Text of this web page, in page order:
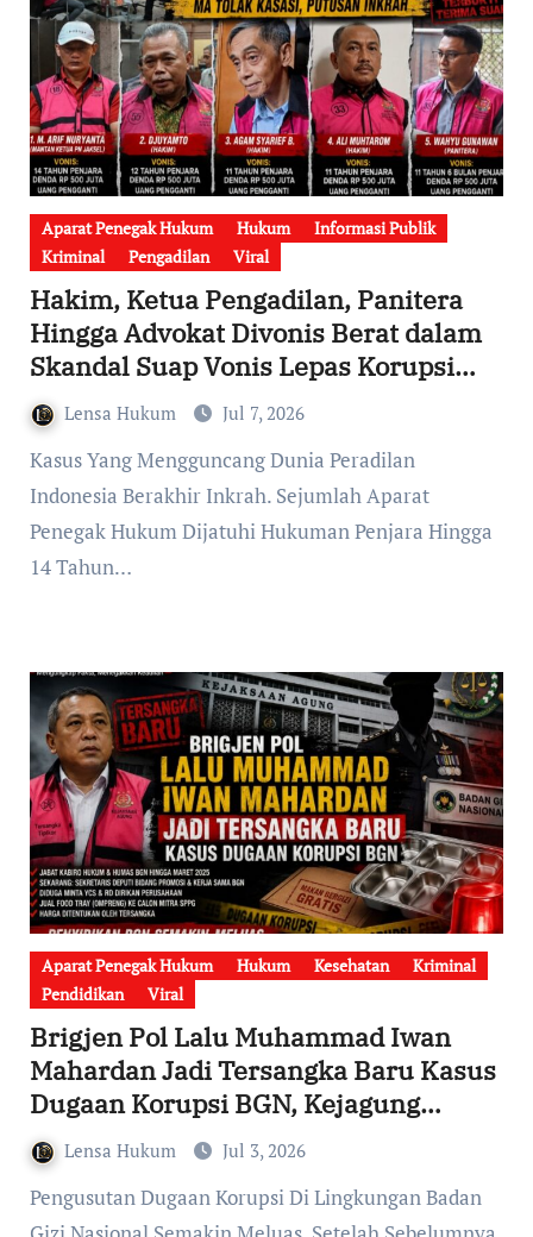
Aparat Penegak Hukum Hukum
Informasi Publik
Kriminal
Pengadilan Viral
Hakim, Ketua Pengadilan, Panitera
Hingga Advokat Divonis Berat dalam
Skandal Suap Vonis Lepas Korupsi
CPO, MA Tolak Kasasi dan Putusan
Kini Berkekuatan Hpukum Tetap
Lensa Hukum Jul 7, 2026
Kasus Yang Mengguncang Dunia Peradilan
Indonesia Berakhir Inkrah. Sejumlah Aparat
Penegak Hukum Dijatuhi Hukuman Penjara Hingga
14 Tahun…
Aparat Penegak Hukum Hukum Kesehatan
Kriminal
Pendidikan
Viral
Brigjen Pol Lalu Muhammad Iwan
Mahardan Jadi Tersangka Baru Kasus
Dugaan Korupsi BGN, Kejagung
Perluas Pengusutan Setelah Dalami
Peran PPK
Lensa Hukum Jul 3, 2026
Pengusutan Dugaan Korupsi Di Lingkungan Badan